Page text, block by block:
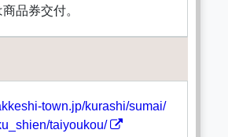
品券交付。
town.jp/kurashi/sumai/
taiyoukou/